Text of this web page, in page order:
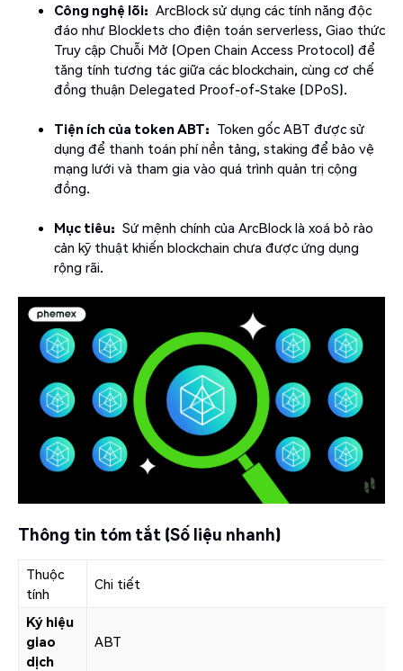
Công nghệ lõi: ArcBlock sử dụng các tính năng độc
đáo như Blocklets cho điện toán serverless, Giao thức
Truy cập Chuỗi Mở (Open Chain Access Protocol) để
tăng tính tương tác giữa các blockchain, cùng cơ chế
đồng thuận Delegated Proof-of-Stake (DPoS).
Tiện ích của token ABT: Token gốc ABT được sử
dụng để thanh toán phí nền tảng, staking để bảo vệ
mạng lưới và tham gia vào quá trình quản trị cộng
đồng.
Mục tiêu: Sứ mệnh chính của ArcBlock là xoá bỏ rào
cản kỹ thuật khiến blockchain chưa được ứng dụng
rộng rãi.
Thông tin tóm tắt (Số liệu nhanh)
Thuộc
tính
Chi tiết
Ký hiệu
giao
dịch
ABT